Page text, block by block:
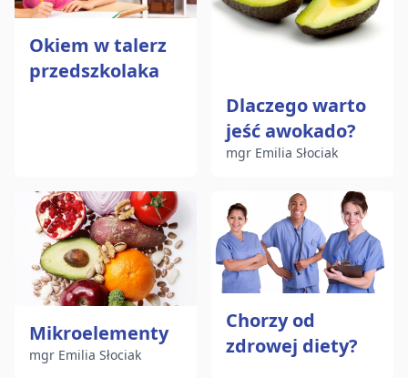
Okiem w talerz
przedszkolaka
Dlaczego warto
jeść awokado?
mgr Emilia Słociak
Mikroelementy
mgr Emilia Słociak
Chorzy od
zdrowej diety?